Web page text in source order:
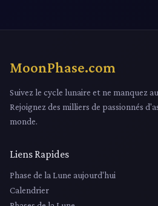
MoonPhase.com
Suivez le cycle lunaire et ne manquez
Rejoignez des milliers de passionnés
monde.
Liens Rapides
Phase de la Lune aujourd'hui
Calendrier